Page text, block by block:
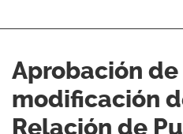
Aprobación
modificación
Relación de